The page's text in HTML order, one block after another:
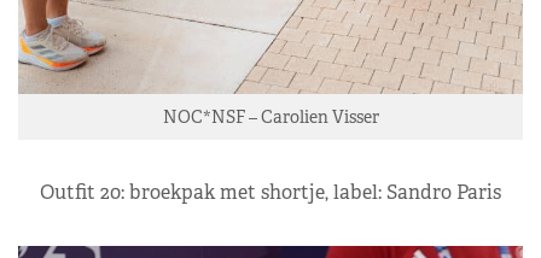
NOC*NSF– Carolien Visser
Outfit 20: broekpak met shortje, label: Sandro Paris